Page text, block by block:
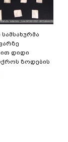
დიდი
ზოდების
ფაქტზე